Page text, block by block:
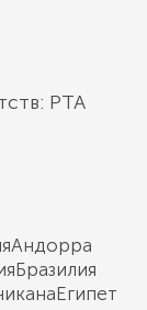
РТА
Андорра
Бразилия
Египет